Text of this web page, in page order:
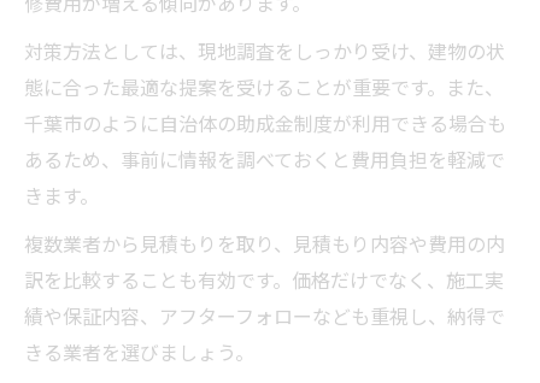
対策方法としては、現地調査をしっかり受け、建物の状
態に合った最適な提案を受けることが重要です。また、
千葉市のように自治体の助成金制度が利用できる場合も
あるため、事前に情報を調べておくと費用負担を軽減で
きます。
複数業者から見積もりを取り、見積もり内容や費用の内
訳を比較することも有効です。価格だけでなく、施工実
績や保証内容、アフターフォローなども重視し、納得で
きる業者を選びましょう。